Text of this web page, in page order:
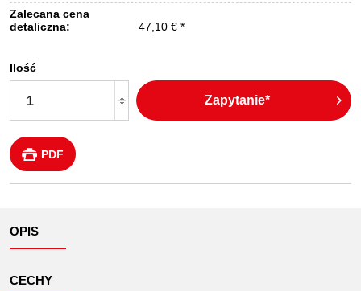
Zalecana cena
detaliczna:
47,10 € *
Ilość
Zapytanie*
PDF
OPIS
CECHY